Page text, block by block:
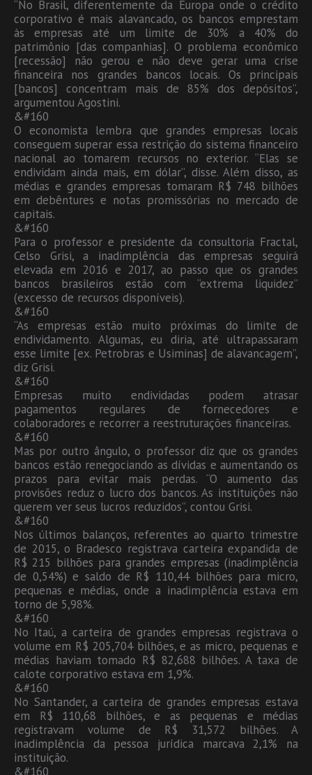
“No Brasil, diferentemente da Europa onde o crédito
corporativo é mais alavancado, os bancos emprestam
às empresas até um limite de 30% a 40% do
patrimônio [das companhias]. O problema econômico
[recessão] não gerou e não deve gerar uma crise
financeira nos grandes bancos locais. Os principais
[bancos] concentram mais de 85% dos depósitos”,
argumentou Agostini.
&#160
O economista lembra que grandes empresas locais
conseguem superar essa restrição do sistema financeiro
nacional ao tomarem recursos no exterior. “Elas se
endividam ainda mais, em dólar”, disse. Além disso, as
médias e grandes empresas tomaram R$ 748 bilhões
em debêntures e notas promissórias no mercado de
capitais.
&#160
Para o professor e presidente da consultoria Fractal,
Celso Grisi, a inadimplência das empresas seguirá
elevada em 2016 e 2017, ao passo que os grandes
bancos brasileiros estão com “extrema liquidez”
(excesso de recursos disponíveis).
&#160
“As empresas estão muito próximas do limite de
endividamento. Algumas, eu diria, até ultrapassaram
esse limite [ex. Petrobras e Usiminas] de alavancagem”,
diz Grisi.
&#160
Empresas muito endividadas podem atrasar
pagamentos regulares de fornecedores e
colaboradores e recorrer a reestruturações financeiras.
&#160
Mas por outro ângulo, o professor diz que os grandes
bancos estão renegociando as dívidas e aumentando os
prazos para evitar mais perdas. “O aumento das
provisões reduz o lucro dos bancos. As instituições não
querem ver seus lucros reduzidos”, contou Grisi.
&#160
Nos últimos balanços, referentes ao quarto trimestre
de 2015, o Bradesco registrava carteira expandida de
R$ 215 bilhões para grandes empresas (inadimplência
de 0,54%) e saldo de R$ 110,44 bilhões para micro,
pequenas e médias, onde a inadimplência estava em
torno de 5,98%.
&#160
No Itaú, a carteira de grandes empresas registrava o
volume em R$ 205,704 bilhões, e as micro, pequenas e
médias haviam tomado R$ 82,688 bilhões. A taxa de
calote corporativo estava em 1,9%.
&#160
No Santander, a carteira de grandes empresas estava
em R$ 110,68 bilhões, e as pequenas e médias
registravam volume de R$ 31,572 bilhões. A
inadimplência da pessoa jurídica marcava 2,1% na
instituição.
&#160